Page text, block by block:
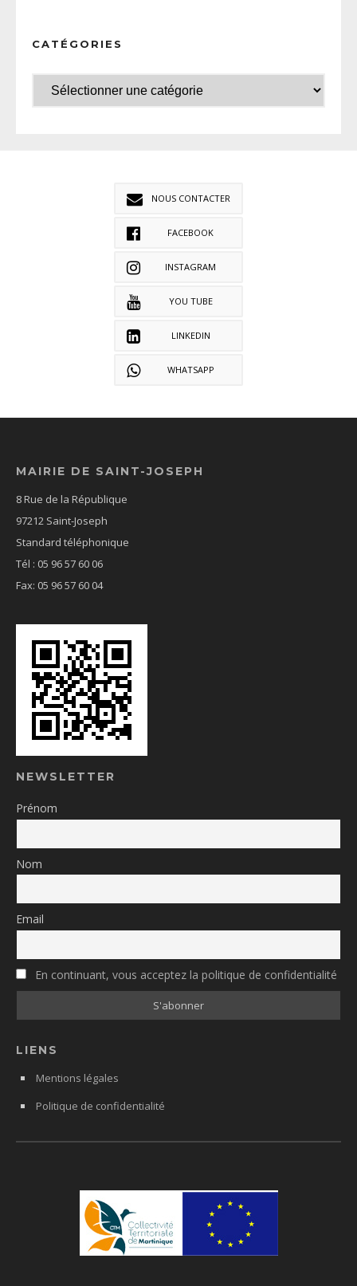
CATÉGORIES
NOUS CONTACTER
FACEBOOK
INSTAGRAM
YOU TUBE
LINKEDIN
WHATSAPP
MAIRIE DE SAINT-JOSEPH
8 Rue de la République
97212 Saint-Joseph
Standard téléphonique
Tél : 05 96 57 60 06
Fax: 05 96 57 60 04
NEWSLETTER
Prénom
Nom
Email
En continuant, vous acceptez la politique de confidentialité
LIENS
Mentions légales
Politique de confidentialité